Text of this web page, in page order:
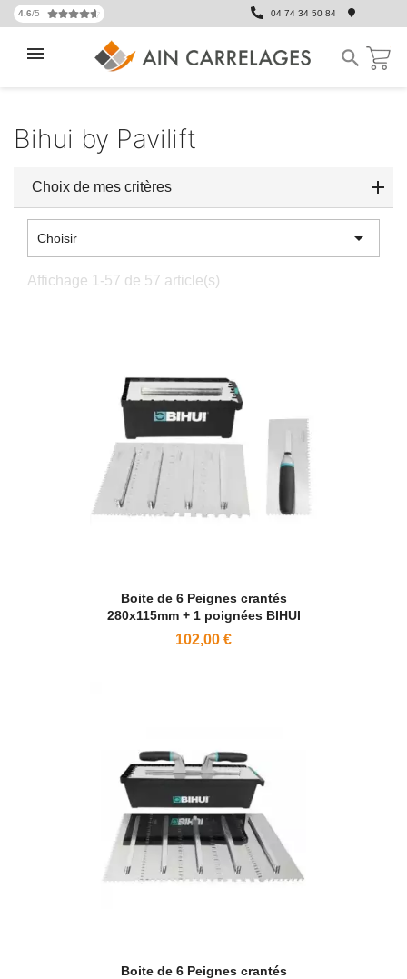
4.6/5 04 74 34 50 84

Bihui by Pavilift
Choix de mes critères
Choisir 
Affichage 1-57 de 57 article(s)
Boite de 6 Peignes crantés
280x115mm + 1 poignées BIHUI
102,00 €
Boite de 6 Peignes crantés